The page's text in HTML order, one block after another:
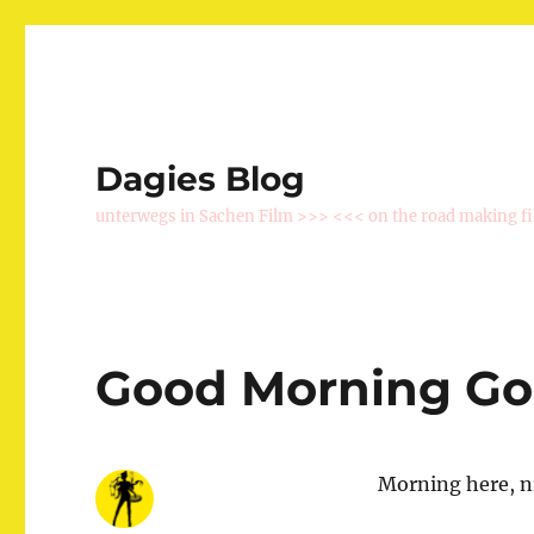
Dagies Blog
unterwegs in Sachen Film >>> <<< on the road making
Good Morning
Morning here,